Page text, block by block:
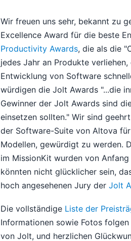
Wir freuen uns sehr, bekannt zu
Excellence Award für die beste
Productivity Awards, die als die
jedes Jahr an Produkte
Entwicklung von Software
würdigen die Jolt Awards "...die
Gewinner der Jolt Awards sind
einsetzen sollten." Wir sind
der Software-Suite von Altova
Modellen, gewürdigt zu werden.
im MissionKit wurden von
könnten nicht glücklicher sein,
hoch angesehenen Jury derJolt
Die vollständige Liste der
Informationen sowie Fotos
von Jolt, und herzlichen